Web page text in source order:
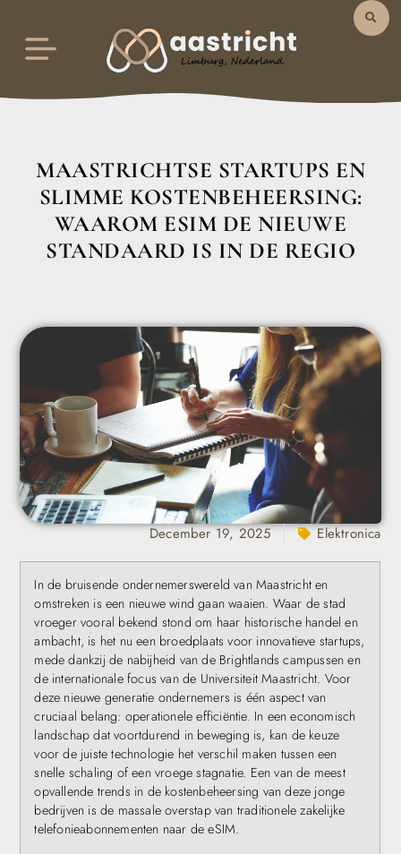
MAASTRICHTSE STARTUPS EN
SLIMME KOSTENBEHEERSING:
WAAROM ESIM DE NIEUWE
STANDAARD IS IN DE REGIO
December 19, 2025 Elektronica
In de bruisende ondernemerswereld van Maastricht en
omstreken is een nieuwe wind gaan waaien. Waar de stad
vroeger vooral bekend stond om haar historische handel en
ambacht, is het nu een broedplaats voor innovatieve startups,
mede dankzij de nabijheid van de Brightlands campussen en
de internationale focus van de Universiteit Maastricht. Voor
deze nieuwe generatie ondernemers is één aspect van
cruciaal belang: operationele efficiëntie. In een economisch
landschap dat voortdurend in beweging is, kan de keuze
voor de juiste technologie het verschil maken tussen een
snelle schaling of een vroege stagnatie. Een van de meest
opvallende trends in de kostenbeheersing van deze jonge
bedrijven is de massale overstap van traditionele zakelijke
telefonieabonnementen naar de eSIM.